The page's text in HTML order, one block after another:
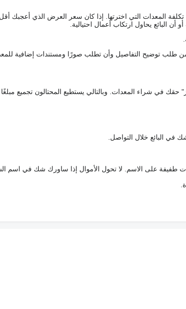
المعدات التي اخترتها. إذا كان سعر العرض الذي أعجبك
يحاول ارتكاب أعمال احتيالية.
طلب توضيح التفاصيل وأن تطلب صورًا ومستندات إضافية
حقك في شراء المعدات. وبالتالي يستطيع المحتالون تجميع
في البائع خلال التواصل.
طفيفة على الاسم. لا تحول الأموال إذا ساورك شك في اسم